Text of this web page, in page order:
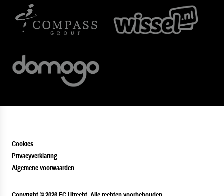
Cookies
Privacyverklaring
Algemene voorwaarden